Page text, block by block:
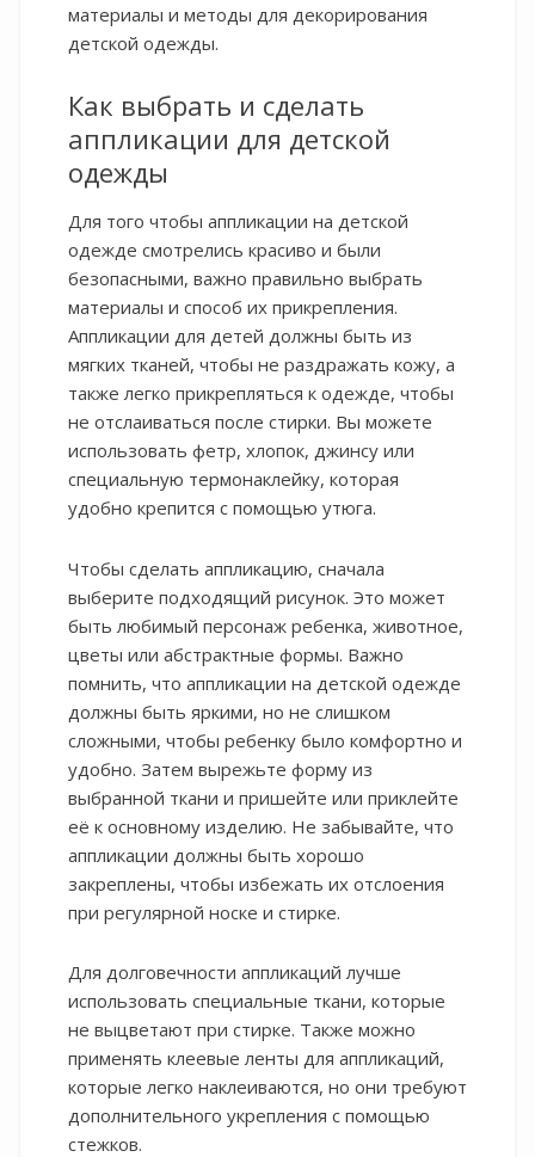
материалы и методы для декорирования
детской одежды.
Как выбрать и сделать
аппликации для детской
одежды
Для того чтобы аппликации на детской
одежде смотрелись красиво и были
безопасными, важно правильно выбрать
материалы и способ их прикрепления.
Аппликации для детей должны быть из
мягких тканей, чтобы не раздражать кожу, а
также легко прикрепляться к одежде, чтобы
не отслаиваться после стирки. Вы можете
использовать фетр, хлопок, джинсу или
специальную термонаклейку, которая
удобно крепится с помощью утюга.
Чтобы сделать аппликацию, сначала
выберите подходящий рисунок. Это может
быть любимый персонаж ребенка, животное,
цветы или абстрактные формы. Важно
помнить, что аппликации на детской одежде
должны быть яркими, но не слишком
сложными, чтобы ребенку было комфортно и
удобно. Затем вырежьте форму из
выбранной ткани и пришейте или приклейте
её к основному изделию. Не забывайте, что
аппликации должны быть хорошо
закреплены, чтобы избежать их отслоения
при регулярной носке и стирке.
Для долговечности аппликаций лучше
использовать специальные ткани, которые
не выцветают при стирке. Также можно
применять клеевые ленты для аппликаций,
которые легко наклеиваются, но они требуют
дополнительного укрепления с помощью
стежков.